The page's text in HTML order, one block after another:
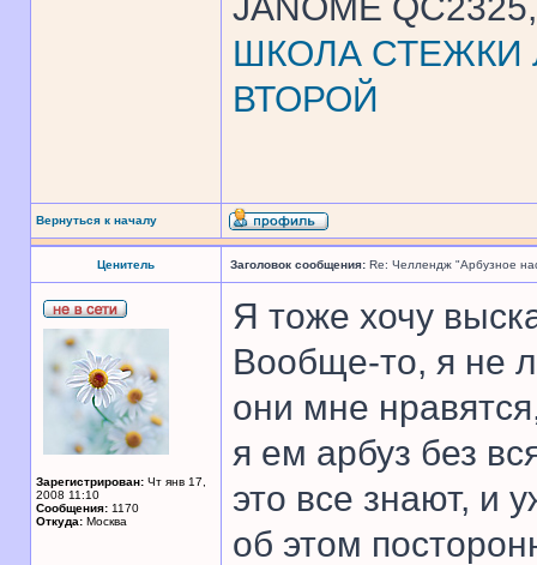
ШКОЛА СТЕЖКИ
ВТОРОЙ
Вернуться к началу
Ценитель Заголовок сообщения: Re: Челлендж "Арбузное
Зарегистрирован: Чт янв 17,
2008 11:10
Сообщения: 1170
Откуда: Москва
Я тоже хочу
Вообще-то, я не
они мне
я ем арбуз без
это все знают, и
об этом